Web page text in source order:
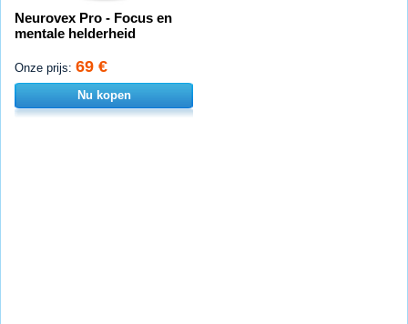
Neurovex Pro - Focus en
mentale helderheid
Onze prijs: 69 €
Nu kopen